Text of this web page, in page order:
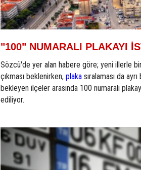
"100" NUMARALI PLAKAYI
Sözcü'de yer alan habere göre; yeni illerle
çıkması beklenirken, plaka sıralaması da
bekleyen ilçeler arasında 100 numaralı
ediliyor.